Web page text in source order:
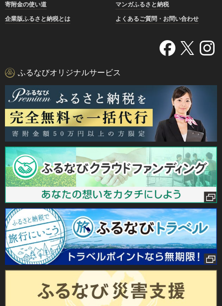
寄附金の使い道
マンガふるさと納税
企業版ふるさと納税とは
よくあるご質問・お問い合わせ
ふるなびオリジナルサービス